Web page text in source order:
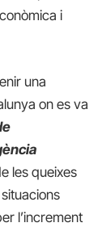
i
una
on es va
les queixes
l’increment